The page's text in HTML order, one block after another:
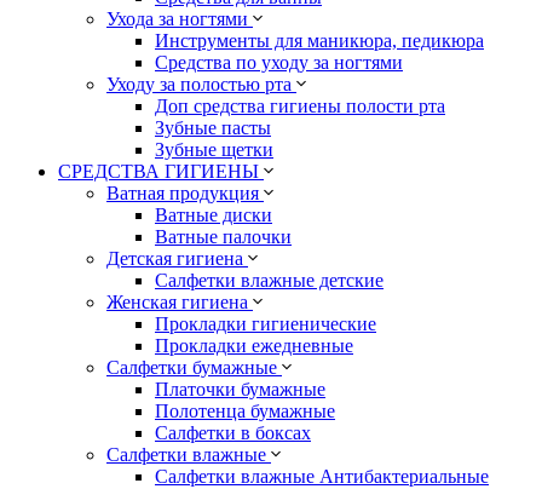
Ухода за ногтями
Инструменты для маникюра, педикюра
Средства по уходу за ногтями
Уходу за полостью рта
Доп средства гигиены полости рта
Зубные пасты
Зубные щетки
СРЕДСТВА ГИГИЕНЫ
Ватная продукция
Ватные диски
Ватные палочки
Детская гигиена
Салфетки влажные детские
Женская гигиена
Прокладки гигиенические
Прокладки ежедневные
Салфетки бумажные
Платочки бумажные
Полотенца бумажные
Салфетки в боксах
Салфетки влажные
Салфетки влажные Антибактериальные